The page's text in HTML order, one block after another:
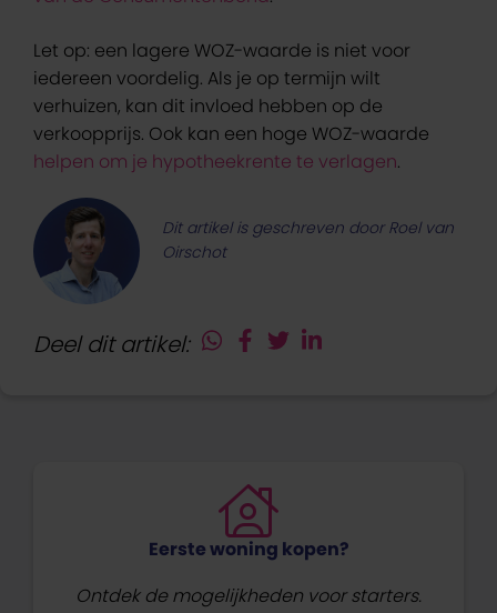
Let op: een lagere WOZ-waarde is niet voor
iedereen voordelig. Als je op termijn wilt
verhuizen, kan dit invloed hebben op de
verkoopprijs. Ook kan een hoge WOZ-waarde
helpen om je hypotheekrente te verlagen.
Dit artikel is geschreven door Roel van
Oirschot
Deel dit artikel:
Eerste woning kopen?
Ontdek de mogelijkheden voor starters.